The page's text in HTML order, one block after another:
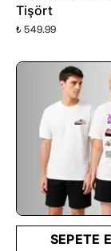
Tişört
₺ 549.99
SEPETE